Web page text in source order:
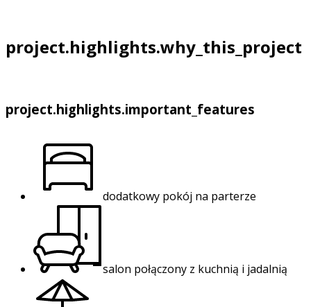
project.highlights.why_this_project
project.highlights.important_features
dodatkowy pokój na parterze
salon połączony z kuchnią i jadalnią